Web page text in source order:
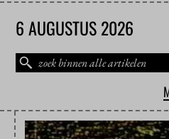
6 AUGUSTUS 2026